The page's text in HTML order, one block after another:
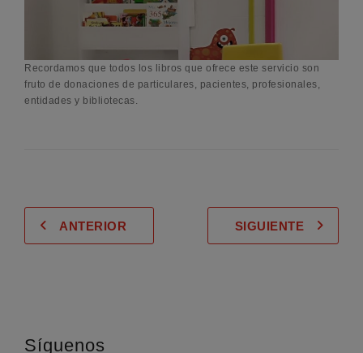
Recordamos que todos los libros que ofrece este servicio son
fruto de donaciones de particulares, pacientes, profesionales,
entidades y bibliotecas.
ANTERIOR SIGUIENTE
Síguenos